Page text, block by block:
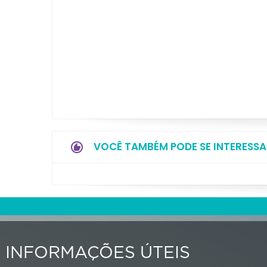
VOCÊ TAMBÉM PODE SE
INFORMAÇÕES ÚTEIS